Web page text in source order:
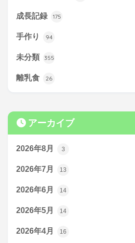
成長記録 175
手作り 94
未分類 355
離乳食 26
アーカイブ
2026年8月 3
2026年7月 13
2026年6月 14
2026年5月 14
2026年4月 16